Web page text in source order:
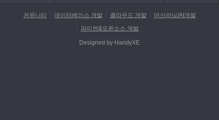
커뮤니티 데이터베이스 개발 클라우드 개발
머신러닝/AI개발
파이썬&오픈소스 개발
Designed by HandyXE